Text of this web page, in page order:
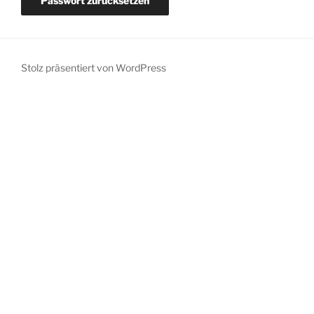
Stolz präsentiert von WordPress